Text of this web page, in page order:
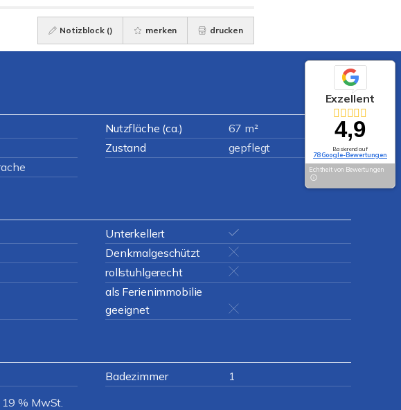
Notizblock () merken drucken
Nutzfläche (ca.)
67 m²
Zustand
gepflegt
Unterkellert
Denkmalgeschützt
rollstuhlgerecht
als Ferienimmobilie
geeignet
Badezimmer
1
% MwSt.
Exzellent
4,9
Basierend auf
78 Google-Bewertungen
Echtheit von Bewertungen